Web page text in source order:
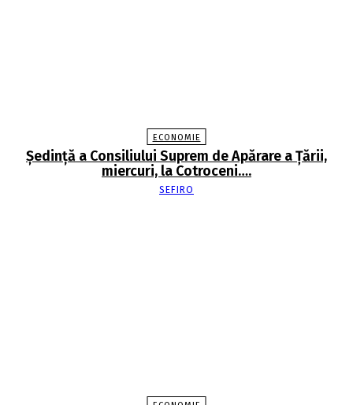
ECONOMIE
Şedinţă a Consiliului Suprem de Apărare a Ţării,
miercuri, la Cotroceni….
SEFIRO